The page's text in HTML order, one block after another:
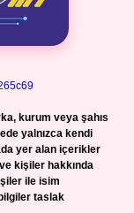
kurum veya şahıs
yalnızca kendi
yer alan içerikler
kişiler hakkında
ile isim
taslak